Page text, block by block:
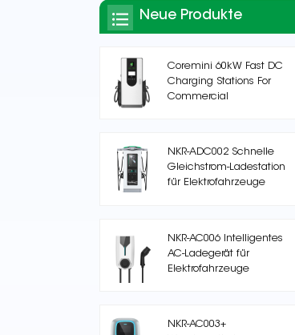
Neue Produkte
Coremini 60kW Fast DC
Charging Stations For
Commercial
NKR-ADC002 Schnelle
Gleichstrom-Ladestation
für Elektrofahrzeuge
NKR-AC006 Intelligentes
AC-Ladegerät für
Elektrofahrzeuge
NKR-AC003+